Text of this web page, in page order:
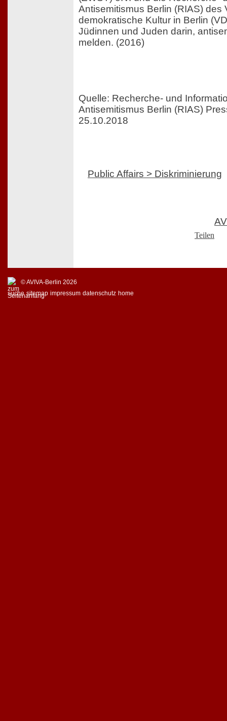
Antisemitismus Berlin (RIAS) des
demokratische Kultur in Berlin
Jüdinnen und Juden darin,
melden. (2016)
Quelle: Recherche- und
Antisemitismus Berlin (RIAS)
25.10.2018
Public Affairs > Diskriminierung
Teilen
© AVIVA-Berlin 2026
suche sitemap impressum datenschutz home